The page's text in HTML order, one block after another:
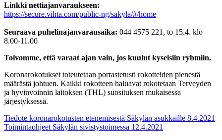
Linkki nettiajanvaraukseen:
https://secure.vihta.com/public-ng/sakyla/#/home
Seuraava puhelinajanvarausaika: 044 4575 221, to 15.4. klo
8.00-11.00
Toivomme, että varaat ajan vain, jos kuulut kyseisiin ryhmiin.
Koronarokotukset toteutetaan porrastetusti rokotteiden pienestä
määrästä johtuen. Kaikki rokotteen haluavat rokotetaan Terveyden
ja hyvinvoinnin laitoksen (THL) suosituksen mukaisessa
järjestyksessä.
Artikkelien
selaus
Tiedote koronarokotusten etenemisestä Säkylän asukkaille 8.4.2021
Toimintaohjeet Säkylän sivistystoimessa 12.4.2021